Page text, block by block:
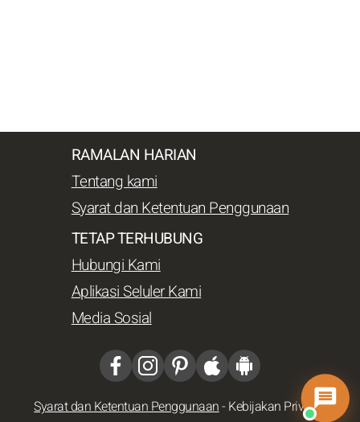
RAMALAN HARIAN
Tentang kami
Syarat dan Ketentuan Penggunaan
TETAP TERHUBUNG
Hubungi Kami
Aplikasi Seluler Kami
Media Sosial
Syarat dan Ketentuan Penggunaan- Kebijakan Privasi-